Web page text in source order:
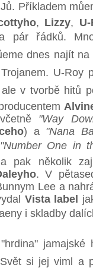
Příkladem
, Lizzy,
pár řádků.
dnes najít
U-Roy
v tvorbě hitů
"Way
) a "Nana
"Number One in
pak několik
. V
Lee a
Vista label
i skladby
si jej viml